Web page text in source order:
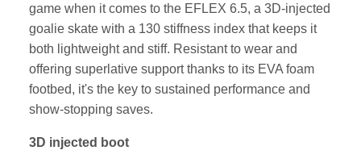
game when it comes to the EFLEX 6.5, a 3D-injected
goalie skate with a 130 stiffness index that keeps it
both lightweight and stiff. Resistant to wear and
offering superlative support thanks to its EVA foam
footbed, it's the key to sustained performance and
show-stopping saves.
3D injected boot